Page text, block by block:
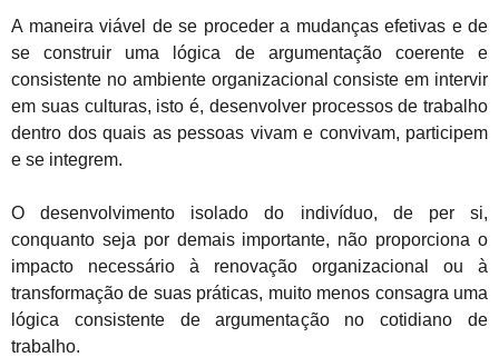
A maneira viável de se proceder a mudanças efetivas e de
se construir uma lógica de argumentação coerente e
consistente no ambiente organizacional consiste em intervir
em suas culturas, isto é, desenvolver processos de trabalho
dentro dos quais as pessoas vivam e convivam, participem
e se integrem.
O desenvolvimento isolado do indivíduo, de per si,
conquanto seja por demais importante, não proporciona o
impacto necessário à renovação organizacional ou à
transformação de suas práticas, muito menos consagra uma
lógica consistente de argumentação no cotidiano de
trabalho.